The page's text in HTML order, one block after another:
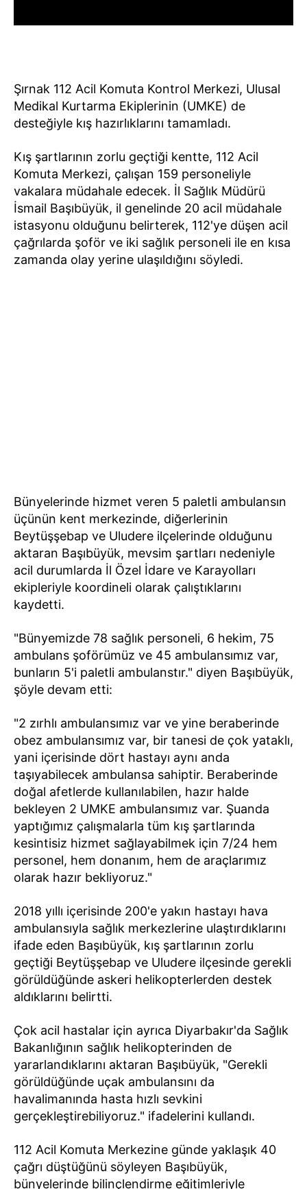
Şırnak 112 Acil Komuta Kontrol Merkezi, Ulusal
Medikal Kurtarma Ekiplerinin (UMKE) de
desteğiyle kış hazırlıklarını tamamladı.
Kış şartlarının zorlu geçtiği kentte, 112 Acil
Komuta Merkezi, çalışan 159 personeliyle
vakalara müdahale edecek. İl Sağlık Müdürü
İsmail Başıbüyük, il genelinde 20 acil müdahale
istasyonu olduğunu belirterek, 112'ye düşen acil
çağrılarda şoför ve iki sağlık personeli ile en kısa
zamanda olay yerine ulaşıldığını söyledi.
Bünyelerinde hizmet veren 5 paletli ambulansın
üçünün kent merkezinde, diğerlerinin
Beytüşşebap ve Uludere ilçelerinde olduğunu
aktaran Başıbüyük, mevsim şartları nedeniyle
acil durumlarda İl Özel İdare ve Karayolları
ekipleriyle koordineli olarak çalıştıklarını
kaydetti.
"Bünyemizde 78 sağlık personeli, 6 hekim, 75
ambulans şoförümüz ve 45 ambulansımız var,
bunların 5'i paletli ambulanstır." diyen Başıbüyük,
şöyle devam etti:
"2 zırhlı ambulansımız var ve yine beraberinde
obez ambulansımız var, bir tanesi de çok yataklı,
yani içerisinde dört hastayı aynı anda
taşıyabilecek ambulansa sahiptir. Beraberinde
doğal afetlerde kullanılabilen, hazır halde
bekleyen 2 UMKE ambulansımız var. Şuanda
yaptığımız çalışmalarla tüm kış şartlarında
kesintisiz hizmet sağlayabilmek için 7/24 hem
personel, hem donanım, hem de araçlarımız
olarak hazır bekliyoruz."
2018 yıllı içerisinde 200'e yakın hastayı hava
ambulansıyla sağlık merkezlerine ulaştırdıklarını
ifade eden Başıbüyük, kış şartlarının zorlu
geçtiği Beytüşşebap ve Uludere ilçesinde gerekli
görüldüğünde askeri helikopterlerden destek
aldıklarını belirtti.
Çok acil hastalar için ayrıca Diyarbakır'da Sağlık
Bakanlığının sağlık helikopterinden de
yararlandıklarını aktaran Başıbüyük, "Gerekli
görüldüğünde uçak ambulansını da
havalimanında hasta hızlı sevkini
gerçekleştirebiliyoruz." ifadelerini kullandı.
112 Acil Komuta Merkezine günde yaklaşık 40
çağrı düştüğünü söyleyen Başıbüyük,
bünyelerinde bilinçlendirme eğitimleriyle